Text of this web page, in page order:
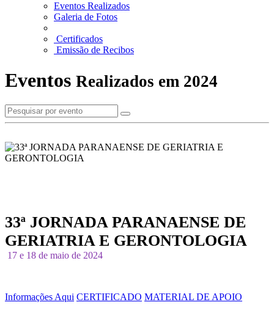
Eventos Realizados
Galeria de Fotos
Certificados
Emissão de Recibos
Eventos Realizados em 2024
33ª JORNADA PARANAENSE DE
GERIATRIA E GERONTOLOGIA
17 e 18 de maio de 2024
Informações Aqui CERTIFICADO MATERIAL DE APOIO